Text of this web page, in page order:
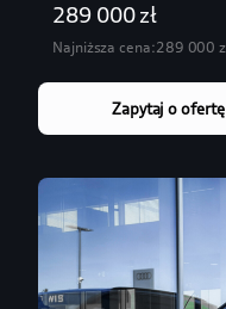
289 000 zł
Najniższa cena:289 000
Zapytaj o ofertę